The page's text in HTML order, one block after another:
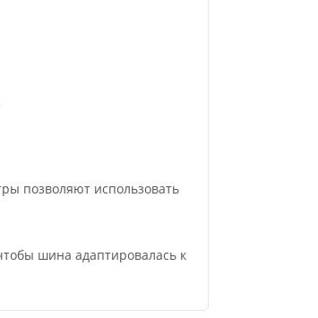
позволяют использовать
шина адаптировалась к